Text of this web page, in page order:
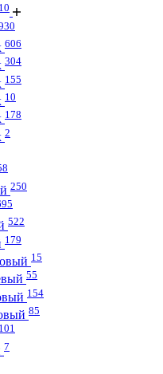
606
304
155
10
178
2
250
522
179
15
55
154
85
101
7